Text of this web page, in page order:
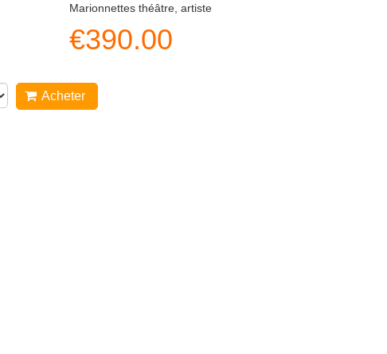
Marionnettes théâtre, artiste
€390.00
Acheter